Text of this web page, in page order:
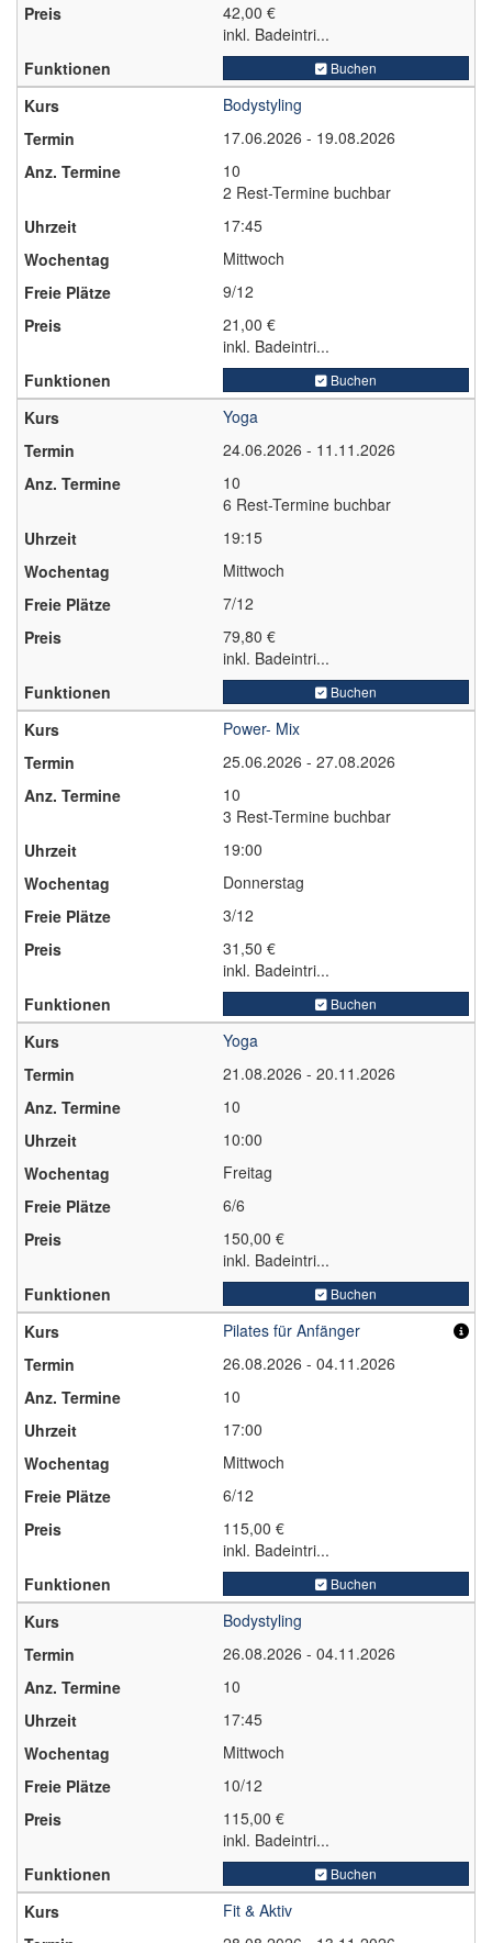
42,00 €
inkl. Badeintri...
Buchen
Bodystyling
17.06.2026 - 19.08.2026
10
2 Rest-Termine buchbar
17:45
Mittwoch
9/12
21,00 €
inkl. Badeintri...
Buchen
Yoga
24.06.2026 - 11.11.2026
10
6 Rest-Termine buchbar
19:15
Mittwoch
7/12
79,80 €
inkl. Badeintri...
Buchen
Power- Mix
25.06.2026 - 27.08.2026
10
3 Rest-Termine buchbar
19:00
Donnerstag
3/12
31,50 €
inkl. Badeintri...
Buchen
Yoga
21.08.2026 - 20.11.2026
10
10:00
Freitag
6/6
150,00 €
inkl. Badeintri...
Buchen
Pilates für Anfänger
26.08.2026 - 04.11.2026
10
17:00
Mittwoch
6/12
115,00 €
inkl. Badeintri...
Buchen
Bodystyling
26.08.2026 - 04.11.2026
10
17:45
Mittwoch
10/12
115,00 €
inkl. Badeintri...
Buchen
Fit & Aktiv